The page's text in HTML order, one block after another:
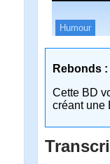
Humour
Rebonds :
Cette BD
créant une